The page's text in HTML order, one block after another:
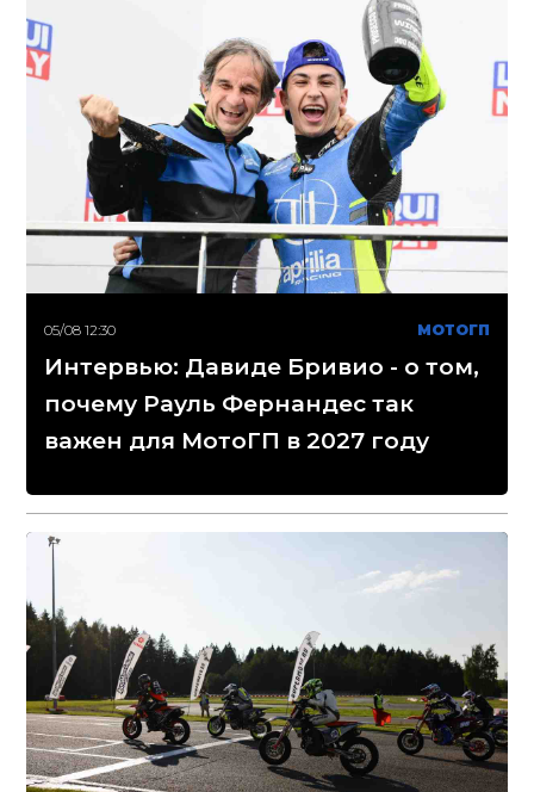
05/08 12:30 МОТОГП
Интервью: Давиде Бривио - о том,
почему Рауль Фернандес так
важен для МотоГП в 2027 году